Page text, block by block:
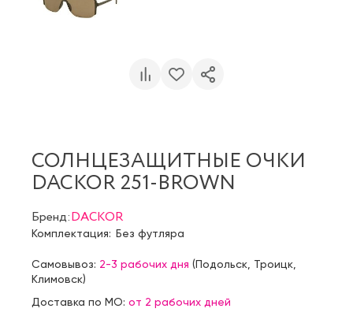
СОЛНЦЕЗАЩИТНЫЕ ОЧКИ
DACKOR 251-BROWN
Бренд:DACKOR
Комплектация: Без футляра
Самовывоз: 2-3 рабочих дня (Подольск Троицк
Климовск)
Доставка по МО: от 2 рабочих дней